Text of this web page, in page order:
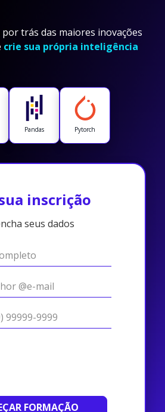
trás das maiores inovações
crie sua própria inteligência
Pandas Pytorch
inscrição
seus dados
FORMAÇÃO